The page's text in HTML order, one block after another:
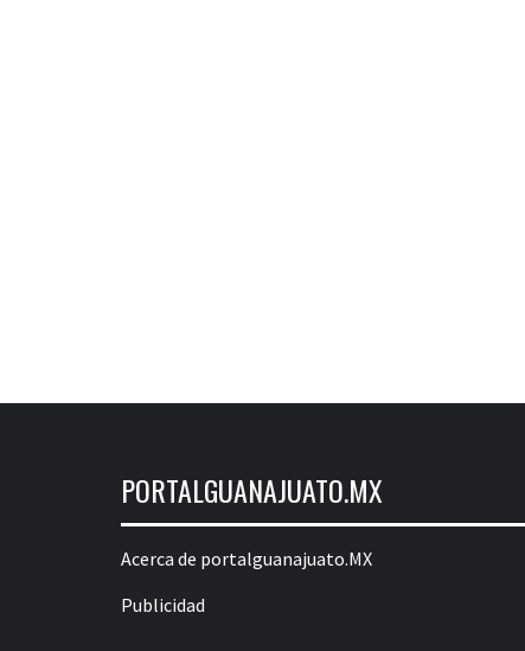
PORTALGUANAJUATO.MX
Acerca de portalguanajuato.MX
Publicidad